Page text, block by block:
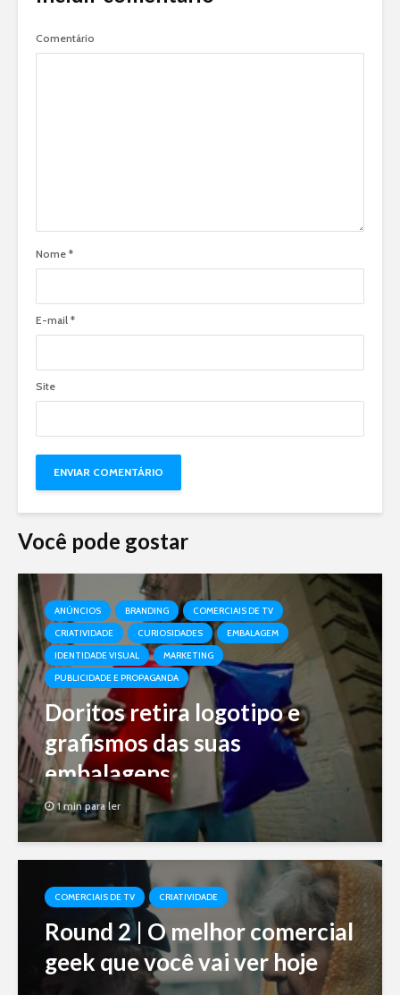
Comentário
Nome *
E-mail *
Site
Você pode gostar
ANÚNCIOS BRANDING
COMERCIAIS DE TV
CRIATIVIDADE
CURIOSIDADES
EMBALAGEM
IDENTIDADE VISUAL
MARKETING
PUBLICIDADE E PROPAGANDA
Doritos retira logotipo e
grafismos das suas
embalagens
1 min para ler
COMERCIAIS DE TV CRIATIVIDADE
Round 2 | O melhor comercial
geek que você vai ver hoje